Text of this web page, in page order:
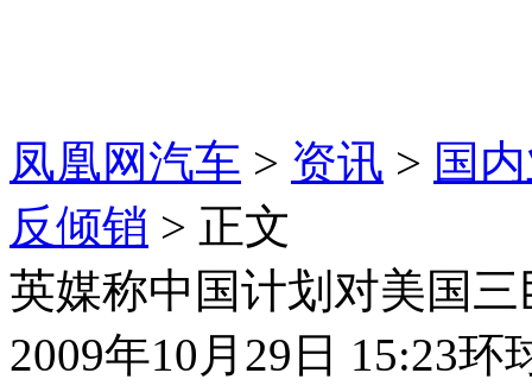
凤凰网汽车 > 资讯 > 国
反倾销 > 正文
英媒称中国计划对美国
2009年10月29日 15:23环